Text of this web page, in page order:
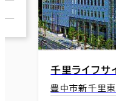
千里ライフサ
豊中市新千里